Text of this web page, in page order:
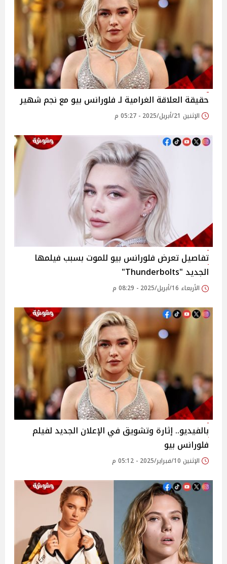
حقيقة العلاقة الغرامية لـ فلورانس بيو مع نجم شهير
الإثنين 21/أبريل/2025 - 05:27 م
تفاصيل تعرض فلورانس بيو للموت بسبب فيلمها
الجديد "Thunderbolts"
الأربعاء 16/أبريل/2025 - 08:29 م
بالفيديو.. إثارة وتشويق في الإعلان الجديد لفيلم
فلورانس بيو
الإثنين 10/فبراير/2025 - 05:12 م